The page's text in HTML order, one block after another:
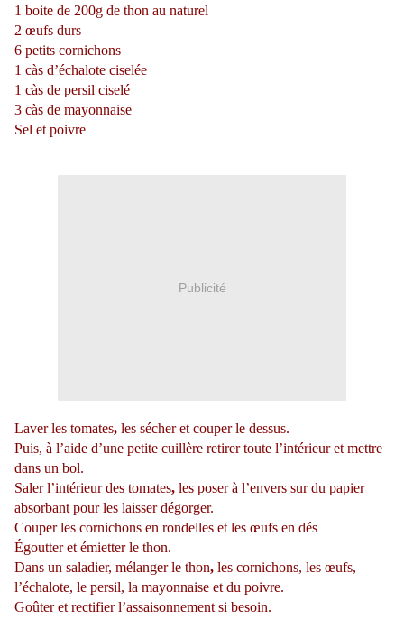
1 boite de 200g de thon au naturel
2 œufs durs
6 petits cornichons
1 càs d’échalote ciselée
1 càs de persil ciselé
3 càs de mayonnaise
Sel et poivre
Publicité
Laver les tomates, les sécher et couper le dessus.
Puis, à l’aide d’une petite cuillère retirer toute l’intérieur et mettre
dans un bol.
Salerl’intérieur des tomates, les poser à l’envers sur du papier
absorbant pour les laisser dégorger.
Couper les cornichons en rondelles et les œufs en dés
Égoutter et émietter le thon.
Dans un saladier, mélanger le thon, les cornichons, les œufs,
l’échalote, le persil, la mayonnaise et du poivre.
Goûter et rectifier l’assaisonnement si besoin.